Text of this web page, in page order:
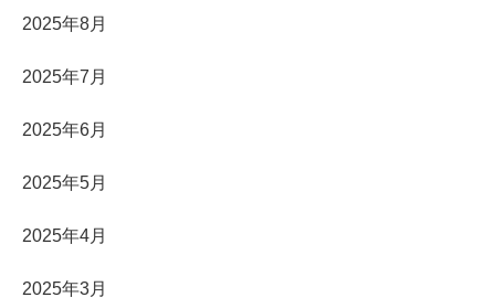
2025年8月
2025年7月
2025年6月
2025年5月
2025年4月
2025年3月